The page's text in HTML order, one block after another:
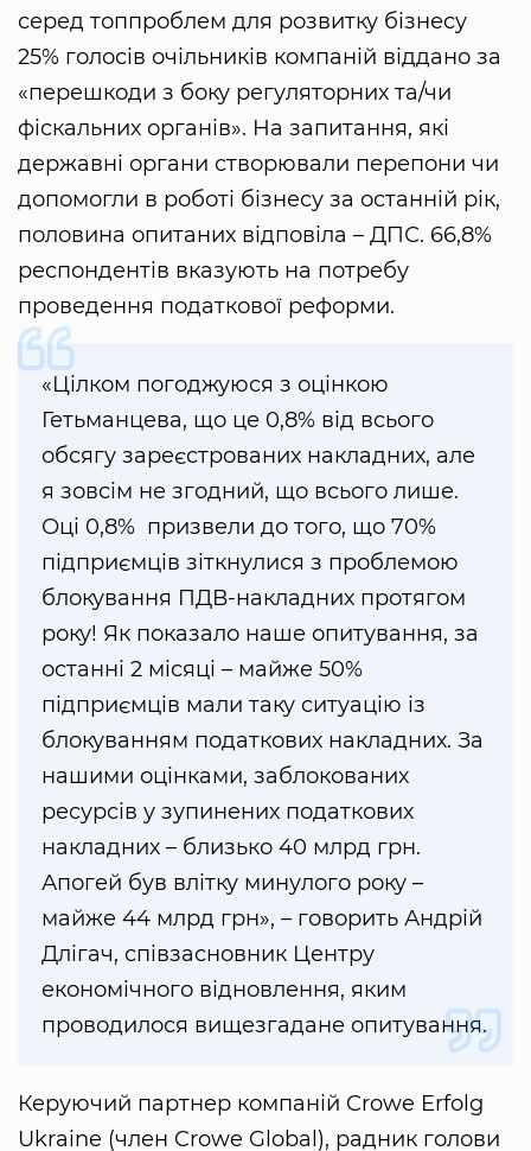
серед топпроблем для розвитку бізнесу
25% голосів очільників компаній віддано за
«перешкоди з боку регуляторних та/чи
фіскальних органів». На запитання, які
державні органи створювали перепони чи
допомогли в роботі бізнесу за останній рік,
половина опитаних відповіла – ДПС. 66,8%
респондентів вказують на потребу
проведення податкової реформи.
«Цілком погоджуюся з оцінкою
Гетьманцева, що це 0,8% від всього
обсягу зареєстрованих накладних, але
я зовсім не згодний, що всього лише.
Оці 0,8% призвели до того, що 70%
підприємців зіткнулися з проблемою
блокування ПДВ-накладних протягом
року! Як показало наше опитування, за
останні 2 місяці – майже 50%
підприємців мали таку ситуацію із
блокуванням податкових накладних. За
нашими оцінками, заблокованих
ресурсів у зупинених податкових
накладних – близько 40 млрд грн.
Апогей був влітку минулого року –
майже 44 млрд грн», – говорить Андрій
Длігач, співзасновник Центру
економічного відновлення, яким
проводилося вищезгадане опитування.
Керуючий партнер компаній Crowe Erfolg
Ukraine (член Crowe Global), радник голови